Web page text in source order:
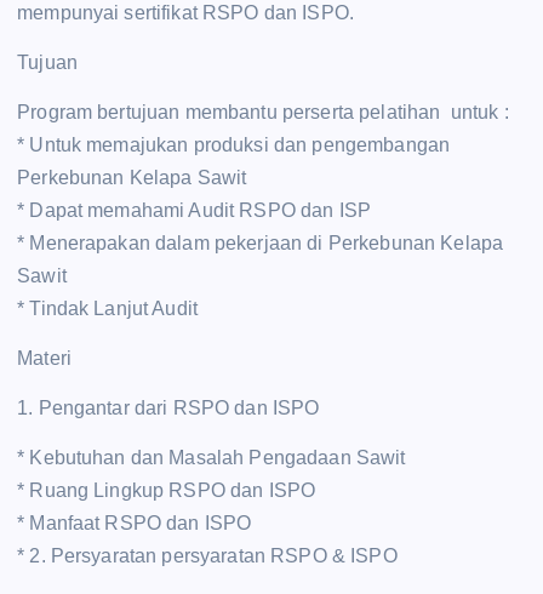
mempunyai sertifikat RSPO dan ISPO.
Tujuan
Program bertujuan membantu perserta pelatihan untuk :
* Untuk memajukan produksi dan pengembangan
Perkebunan Kelapa Sawit
* Dapat memahami Audit RSPO dan ISP
* Menerapakan dalam pekerjaan di Perkebunan Kelapa
Sawit
* Tindak Lanjut Audit
Materi
1. Pengantar dari RSPO dan ISPO
* Kebutuhan dan Masalah Pengadaan Sawit
* Ruang Lingkup RSPO dan ISPO
* Manfaat RSPO dan ISPO
* 2. Persyaratan persyaratan RSPO & ISPO